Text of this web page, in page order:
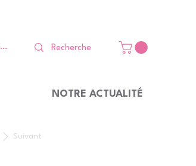
NOTRE ACTUALITÉ
Suivant